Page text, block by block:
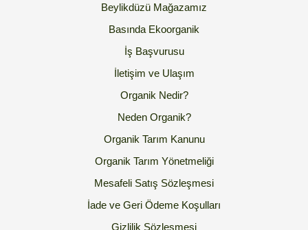
Beylikdüzü Mağazamız
Basında Ekoorganik
İş Başvurusu
İletişim ve Ulaşım
Organik Nedir?
Neden Organik?
Organik Tarım Kanunu
Organik Tarım Yönetmeliği
Mesafeli Satış Sözleşmesi
İade ve Geri Ödeme Koşulları
Gizlilik Sözleşmesi